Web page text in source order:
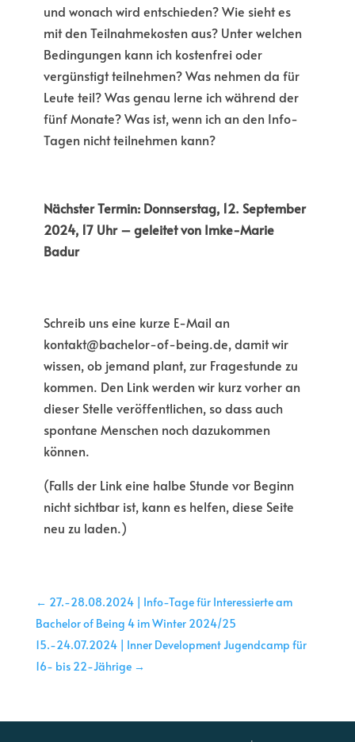
und wonach wird entschieden? Wie sieht es
mit den Teilnahmekosten aus? Unter welchen
Bedingungen kann ich kostenfrei oder
vergünstigt teilnehmen? Was nehmen da für
Leute teil? Was genau lerne ich während der
fünf Monate? Was ist, wenn ich an den Info-
Tagen nicht teilnehmen kann?
Nächster Termin: Donnserstag, 12. September
2024, 17 Uhr – geleitet von Imke-Marie
Badur
Schreib uns eine kurze E-Mail an
kontakt@bachelor-of-being.de, damit wir
wissen, ob jemand plant, zur Fragestunde zu
kommen. Den Link werden wir kurz vorher an
dieser Stelle veröffentlichen, so dass auch
spontane Menschen noch dazukommen
können.
(Falls der Link eine halbe Stunde vor Beginn
nicht sichtbar ist, kann es helfen, diese Seite
neu zu laden.)
← 27.-28.08.2024 | Info-Tage für Interessierte am
Bachelor of Being 4 im Winter 2024/25
15.-24.07.2024 | Inner Development Jugendcamp für
16- bis 22-Jährige→